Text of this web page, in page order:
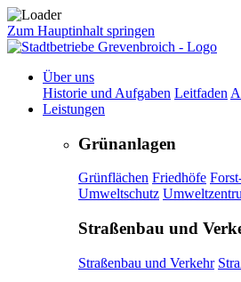
Zum Hauptinhalt springen
Über uns
Historie und Aufgaben Leitfaden
Leistungen
Grünanlagen
Grünflächen Friedhöfe
Umweltschutz
Straßenbau und
Straßenbau und Verkehr